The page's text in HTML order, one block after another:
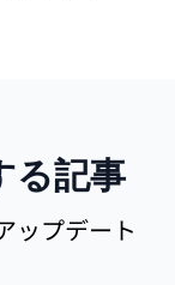
る記事
ップデート